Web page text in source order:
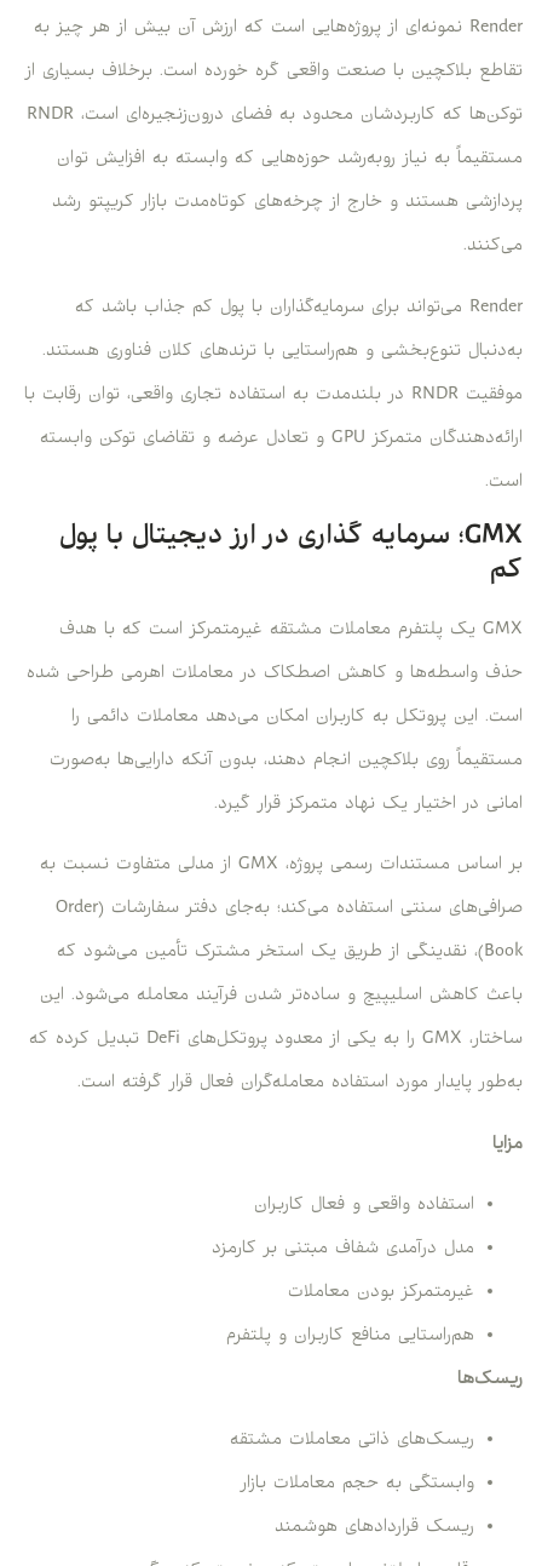
Render نمونه‌ای از پروژه‌هایی است که ارزش آن بیش از هر چیز به
تقاطع بلاکچین با صنعت واقعی گره خورده است. برخلاف بسیاری از
توکن‌ها که کاربردشان محدود به فضای درون‌زنجیره‌ای است، RNDR
مستقیماً به نیاز رو‌به‌رشد حوزه‌هایی که وابسته به افزایش توان
پردازشی هستند و خارج از چرخه‌های کوتاه‌مدت بازار کریپتو رشد
می‌کنند.
Render می‌تواند برای سرمایه‌گذاران با پول کم جذاب باشد که
به‌دنبال تنوع‌بخشی و هم‌راستایی با ترندهای کلان فناوری هستند.
موفقیت RNDR در بلندمدت به استفاده تجاری واقعی، توان رقابت با
ارائه‌دهندگان متمرکز GPU و تعادل عرضه و تقاضای توکن وابسته
است.
GMX؛ سرمایه ‌گذاری در ارز دیجیتال با پول
کم
GMX یک پلتفرم معاملات مشتقه غیرمتمرکز است که با هدف
حذف واسطه‌ها و کاهش اصطکاک در معاملات اهرمی طراحی شده
است. این پروتکل به کاربران امکان می‌دهد معاملات دائمی را
مستقیماً روی بلاکچین انجام دهند، بدون آنکه دارایی‌ها به‌صورت
امانی در اختیار یک نهاد متمرکز قرار گیرد.
بر اساس مستندات رسمی پروژه، GMX از مدلی متفاوت نسبت به
صرافی‌های سنتی استفاده می‌کند؛ به‌جای دفتر سفارشات (Order
Book)، نقدینگی از طریق یک استخر مشترک تأمین می‌شود که
باعث کاهش اسلیپیج و ساده‌تر شدن فرآیند معامله می‌شود. این
ساختار، GMX را به یکی از معدود پروتکل‌های DeFi تبدیل کرده که
به‌طور پایدار مورد استفاده معامله‌گران فعال قرار گرفته است.
مزایا
استفاده واقعی و فعال کاربران
مدل درآمدی شفاف مبتنی بر کارمزد
غیرمتمرکز بودن معاملات
هم‌راستایی منافع کاربران و پلتفرم
ریسک‌ها
ریسک‌های ذاتی معاملات مشتقه
وابستگی به حجم معاملات بازار
ریسک قراردادهای هوشمند